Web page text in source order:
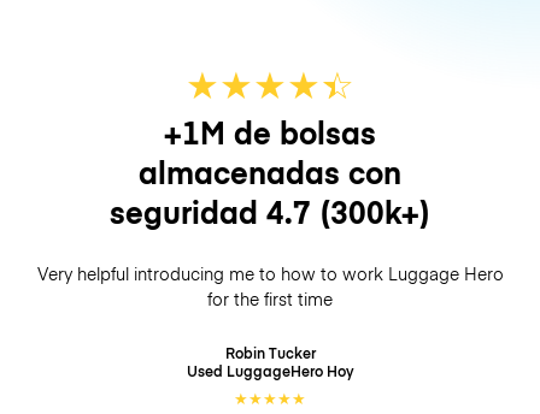
★★★★☆
★
+1M de bolsas
almacenadas con
seguridad 4.7 (300k+)
Very helpful introducing me to how to work Luggage Hero
for the first time
Robin Tucker
Used LuggageHero Hoy
★★★★★